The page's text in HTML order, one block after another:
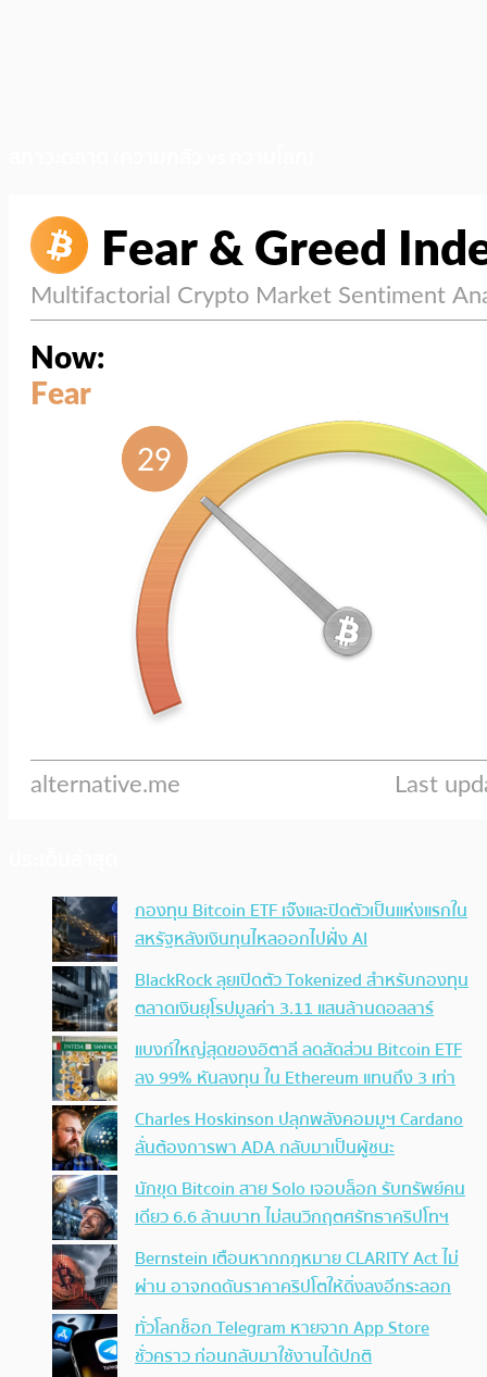
กองทุน Bitcoin ETF เจ๊งและปิดตัวเป็นแห่งแรกใน
สหรัฐหลังเงินทุนไหลออกไปฝั่ง AI
BlackRock ลุยเปิดตัว Tokenized สำหรับกองทุน
ตลาดเงินยุโรปมูลค่า 3.11 แสนล้านดอลลาร์
แบงก์ใหญ่สุดของอิตาลี ลดสัดส่วน Bitcoin ETF
ลง 99% หันลงทุน ใน Ethereum แทนถึง 3 เท่า
Charles Hoskinson ปลุกพลังคอมมูฯ Cardano
ลั่นต้องการพา ADA กลับมาเป็นผู้ชนะ
นักขุด Bitcoin สาย Solo เจอบล็อก รับทรัพย์คน
เดียว 6.6 ล้านบาท ไม่สนวิกฤตศรัทธาคริปโทฯ
Bernstein เตือนหากกฎหมาย CLARITY Act ไม่
ผ่าน อาจกดดันราคาคริปโตให้ดิ่งลงอีกระลอก
ทั่วโลกช็อก Telegram หายจาก App Store
ชั่วคราว ก่อนกลับมาใช้งานได้ปกติ